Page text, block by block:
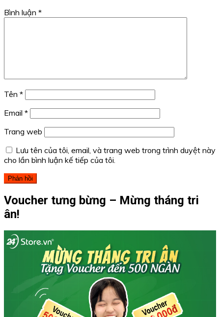
Bình luận *
Tên *
Email *
Trang web
Lưu tên của tôi, email, và trang web trong trình duyệt này
cho lần bình luận kế tiếp của tôi.
Voucher tưng bừng – Mừng tháng tri
ân!